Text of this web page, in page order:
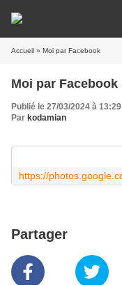
Accueil » Moi par Facebook
Moi par Facebook
Publié le 27/03/2024 à 13:29
Par kodamian
Partager